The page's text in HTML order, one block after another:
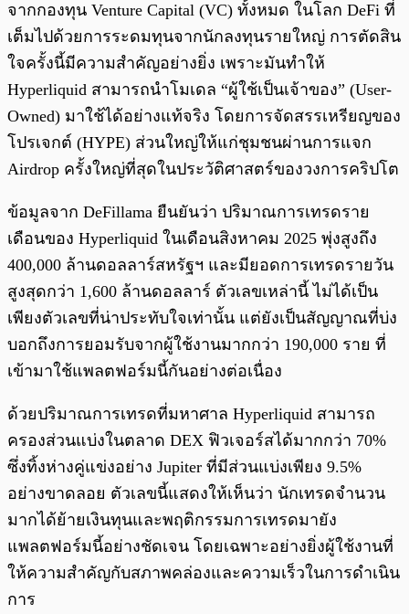
จากกองทุน Venture Capital (VC) ทั้งหมด ในโลก DeFi ที่
เต็มไปด้วยการระดมทุนจากนักลงทุนรายใหญ่ การตัดสิน
ใจครั้งนี้มีความสำคัญอย่างยิ่ง เพราะมันทำให้
Hyperliquid สามารถนำโมเดล “ผู้ใช้เป็นเจ้าของ” (User-
Owned) มาใช้ได้อย่างแท้จริง โดยการจัดสรรเหรียญของ
โปรเจกต์ (HYPE) ส่วนใหญ่ให้แก่ชุมชนผ่านการแจก
Airdrop ครั้งใหญ่ที่สุดในประวัติศาสตร์ของวงการคริปโต
ข้อมูลจาก DeFillama ยืนยันว่า ปริมาณการเทรดราย
เดือนของ Hyperliquid ในเดือนสิงหาคม 2025 พุ่งสูงถึง
400,000 ล้านดอลลาร์สหรัฐฯ และมียอดการเทรดรายวัน
สูงสุดกว่า 1,600 ล้านดอลลาร์ ตัวเลขเหล่านี้ ไม่ได้เป็น
เพียงตัวเลขที่น่าประทับใจเท่านั้น แต่ยังเป็นสัญญาณที่บ่ง
บอกถึงการยอมรับจากผู้ใช้งานมากกว่า 190,000 ราย ที่
เข้ามาใช้แพลตฟอร์มนี้กันอย่างต่อเนื่อง
ด้วยปริมาณการเทรดที่มหาศาล Hyperliquid สามารถ
ครองส่วนแบ่งในตลาด DEX ฟิวเจอร์สได้มากกว่า 70%
ซึ่งทิ้งห่างคู่แข่งอย่าง Jupiter ที่มีส่วนแบ่งเพียง 9.5%
อย่างขาดลอย ตัวเลขนี้แสดงให้เห็นว่า นักเทรดจำนวน
มากได้ย้ายเงินทุนและพฤติกรรมการเทรดมายัง
แพลตฟอร์มนี้อย่างชัดเจน โดยเฉพาะอย่างยิ่งผู้ใช้งานที่
ให้ความสำคัญกับสภาพคล่องและความเร็วในการดำเนิน
การ